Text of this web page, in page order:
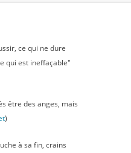
ce qui ne dure
qui est ineffaçable"
être des anges, mais
)
à sa fin, crains